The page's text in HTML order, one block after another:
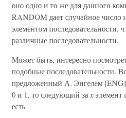
оно одно и то же для данного
RANDOM дает случайное число
элементом последовательности,
различные последовательности.
Может быть, интересно
подобные последовательности.
предложенный А. Энгелем
0 и 1, то следующий за xэлемент
есть